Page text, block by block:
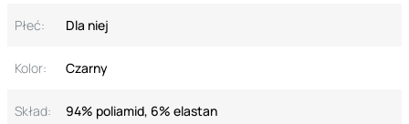
Płeć: Dla niej
Kolor: Czarny
Skład: 94% poliamid, 6% elastan